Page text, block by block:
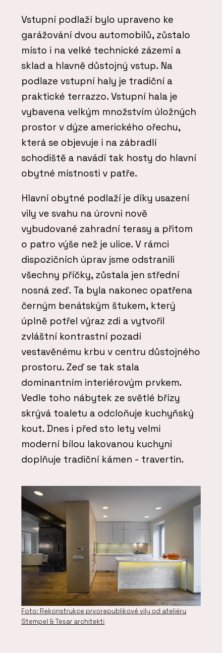
Vstupní podlaží bylo upraveno ke
garážování dvou automobilů, zůstalo
místo i na velké technické zázemí a
sklad a hlavně důstojný vstup. Na
podlaze vstupní haly je tradiční a
praktické terrazzo. Vstupní hala je
vybavena velkým množstvím úložných
prostor v dýze amerického ořechu,
která se objevuje i na zábradlí
schodiště a navádí tak hosty do hlavní
obytné místnosti v patře.
Hlavní obytné podlaží je díky usazení
vily ve svahu na úrovni nově
vybudované zahradní terasy a přitom
o patro výše než je ulice. V rámci
dispozičních úprav jsme odstranili
všechny příčky, zůstala jen střední
nosná zeď. Ta byla nakonec opatřena
černým benátským štukem, který
úplně potřel výraz zdi a vytvořil
zvláštní kontrastní pozadí
vestavěnému krbu v centru důstojného
prostoru. Zeď se tak stala
dominantním interiérovým prvkem.
Vedle toho nábytek ze světlé břízy
skrývá toaletu a odcloňuje kuchyňský
kout. Dnes i před sto lety velmi
moderní bílou lakovanou kuchyni
doplňuje tradiční kámen - travertin.
Foto: Rekonstrukce prvorepublikové vily od ateliéru
Stempel & Tesar architekti